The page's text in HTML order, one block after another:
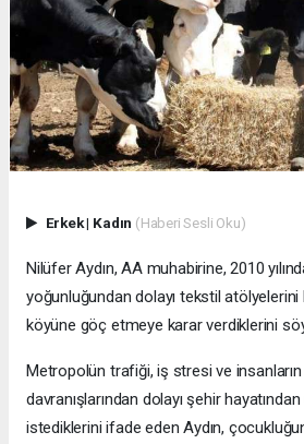
Erkek| Kadın (Haberi Sesli Oku)
Nilüfer Aydın, AA muhabirine, 2010
yoğunluğundan dolayı tekstil
köyüne göç etmeye karar verdiklerini
Metropolün trafiği, iş stresi ve
davranışlarından dolayı şehir
istediklerini ifade eden Aydın,